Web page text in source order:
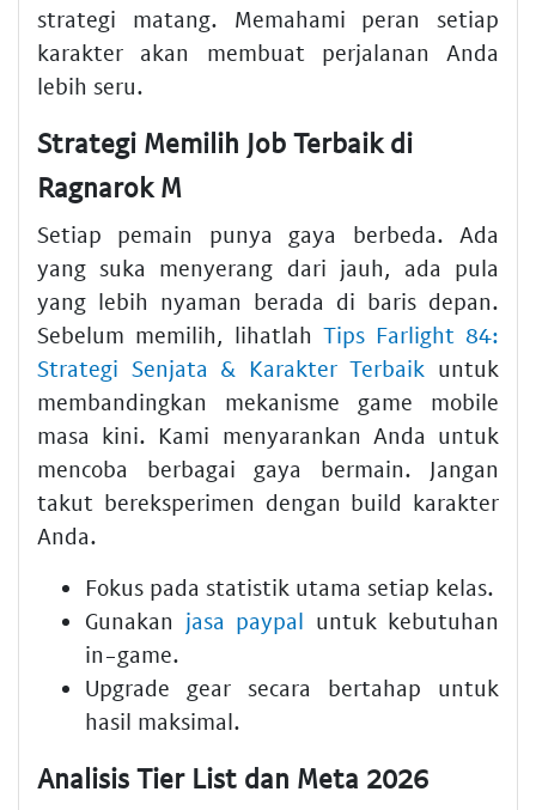
strategi matang. Memahami peran setiap
karakter akan membuat perjalanan Anda
lebih seru.
Strategi Memilih Job Terbaik di
Ragnarok M
Setiap pemain punya gaya berbeda. Ada
yang suka menyerang dari jauh, ada pula
yang lebih nyaman berada di baris depan.
Sebelum memilih, lihatlah Tips Farlight 84:
Strategi Senjata & Karakter Terbaik untuk
membandingkan mekanisme game mobile
masa kini. Kami menyarankan Anda untuk
mencoba berbagai gaya bermain. Jangan
takut bereksperimen dengan build karakter
Anda.
Fokus pada statistik utama setiap kelas.
Gunakan jasa paypal untuk kebutuhan
in-game.
Upgrade gear secara bertahap untuk
hasil maksimal.
Analisis Tier List dan Meta 2026